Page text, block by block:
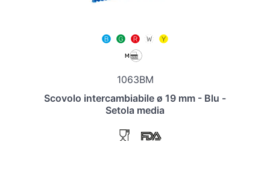
1063BM
Scovolo intercambiabile ø 19 mm - Blu -
Setola media